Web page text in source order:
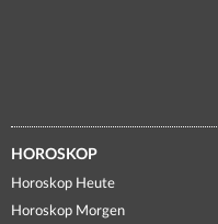
HOROSKOP
Horoskop Heute
Horoskop Morgen